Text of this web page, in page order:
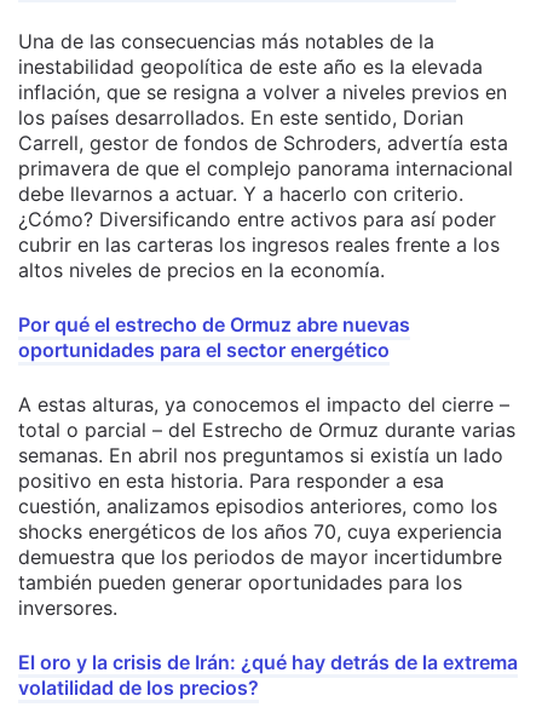
Una de las consecuencias más notables de la
inestabilidad geopolítica de este año es la elevada
inflación, que se resigna a volver a niveles previos en
los países desarrollados. En este sentido, Dorian
Carrell, gestor de fondos de Schroders, advertía esta
primavera de que el complejo panorama internacional
debe llevarnos a actuar. Y a hacerlo con criterio.
¿Cómo? Diversificando entre activos para así poder
cubrir en las carteras los ingresos reales frente a los
altos niveles de precios en la economía.
Por qué el estrecho de Ormuz abre nuevas
oportunidades para el sector energético
A estas alturas, ya conocemos el impacto del cierre –
total o parcial – del Estrecho de Ormuz durante varias
semanas. En abril nos preguntamos si existía un lado
positivo en esta historia. Para responder a esa
cuestión, analizamos episodios anteriores, como los
shocks energéticos de los años 70, cuya experiencia
demuestra que los periodos de mayor incertidumbre
también pueden generar oportunidades para los
inversores.
El oro y la crisis de Irán: ¿qué hay detrás de la extrema
volatilidad de los precios?